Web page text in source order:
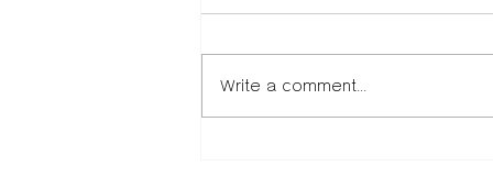
Write a comment...